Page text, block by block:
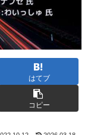
はてブ
コピー